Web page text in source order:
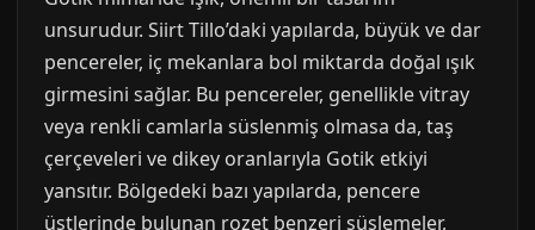
unsurudur. Siirt Tillo’daki yapılarda, büyük ve dar
pencereler, iç mekanlara bol miktarda doğal ışık
girmesini sağlar. Bu pencereler, genellikle vitray
veya renkli camlarla süslenmiş olmasa da, taş
çerçeveleri ve dikey oranlarıyla Gotik etkiyi
yansıtır. Bölgedeki bazı yapılarda, pencere
üstlerinde bulunan rozet benzeri süslemeler,